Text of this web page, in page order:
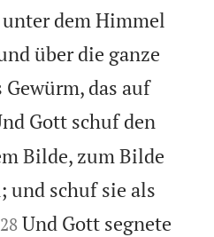
dem Himmel
über die ganze
das auf
Gott schuf den
Bilde, zum Bilde
und schuf sie als


28 Und Gott segnete